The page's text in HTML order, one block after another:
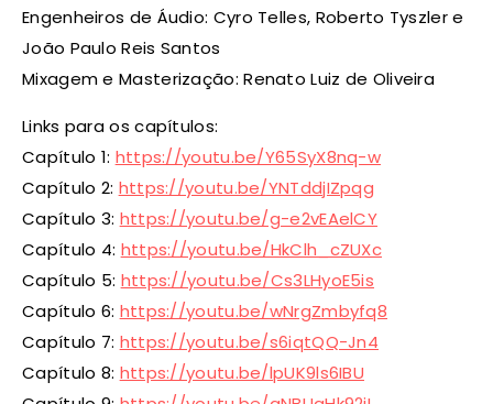
Engenheiros de Áudio: Cyro Telles, Roberto Tyszler e
João Paulo Reis Santos
Mixagem e Masterização: Renato Luiz de Oliveira
Links para os capítulos:
Capítulo 1: https://youtu.be/Y65SyX8nq-w
Capítulo 2: https://youtu.be/YNTddjIZpqg
Capítulo 3: https://youtu.be/g-e2vEAelCY
Capítulo 4: https://youtu.be/HkClh_cZUXc
Capítulo 5: https://youtu.be/Cs3LHyoE5is
Capítulo 6: https://youtu.be/wNrgZmbyfq8
Capítulo 7: https://youtu.be/s6iqtQQ-Jn4
Capítulo 8: https://youtu.be/lpUK9ls6IBU